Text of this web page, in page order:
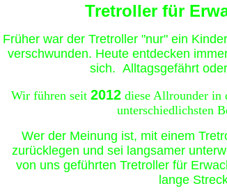
Tretroller für
Früher war der Tretroller "nur" ein
verschwunden. Heute entdecken
sich. Alltagsgefährt
Wir führen seit 2012diese Allrounder in
unterschiedlichsten
Wer der Meinung ist, mit einem
zurücklegen und sei langsamer
von uns geführten Tretroller für
lange